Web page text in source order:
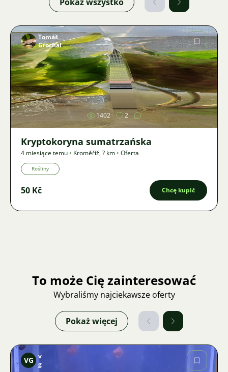
Zdjęcie
Tomáš
Grochal
1402 2
Kryptokoryna sumatrzańska
4 miesiące temu • Kroměříž,? km • Oferta
Rośliny
50 Kč Chcę kupić
To może Cię zainteresować
Wybraliśmy najciekawsze oferty
Pokaż więcej
VG v
g